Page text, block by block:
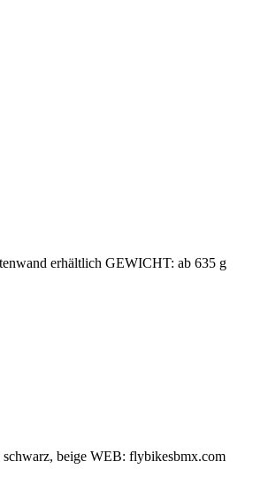
erhältlich GEWICHT: ab 635 g
beige WEB: flybikesbmx.com